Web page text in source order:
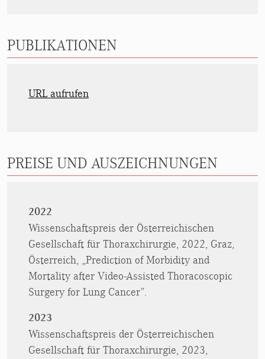
PUBLIKATIONEN
URL aufrufen
PREISE UND AUSZEICHNUNGEN
2022
Wissenschaftspreis der Österreichischen
Gesellschaft für Thoraxchirurgie, 2022, Graz,
Österreich, „Prediction of Morbidity and
Mortality after Video-Assisted Thoracoscopic
Surgery for Lung Cancer”.
2023
Wissenschaftspreis der Österreichischen
Gesellschaft für Thoraxchirurgie, 2023,